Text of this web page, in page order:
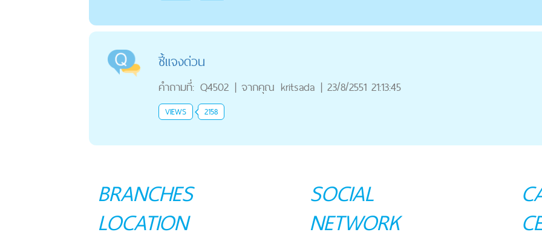
ชี้แจงด่วน
คำถามที่: Q4502 | จากคุณ kritsada | 23/8/2551 21:13:45
VIEWS 2158
BRANCHES
LOCATION
SOCIAL
NETWORK